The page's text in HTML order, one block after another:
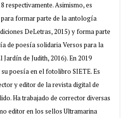
respectivamente. Asimismo, es
formar parte de la antología
DeLetras, 2015) y forma parte
de poesía solidaria Versos para la
de Judith, 2016). En 2019
poesía en el fotolibro SIETE. Es
y editor de la revista digital de
Ha trabajado de corrector diversas
editor en los sellos Ultramarina